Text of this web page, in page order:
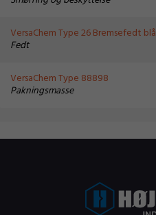
VersaChem Type 26 Bremsefedt blå
Fedt
VersaChem Type 88898
Pakningsmasse